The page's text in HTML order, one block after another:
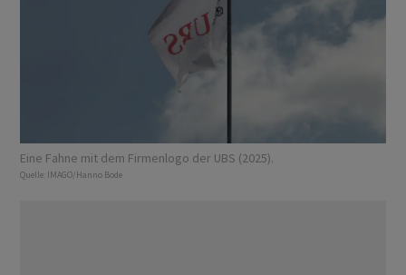
Eine Fahne mit dem Firmenlogo der UBS (2025).
Quelle: IMAGO/Hanno Bode